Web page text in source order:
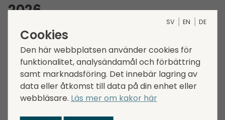
2026
Årsstämman den 6 maj 2026 beslutade om att
inrätta ett aktiesparprogram och ett
tröskelaktieprogram. De fullständiga
beslutsförslagen om inrättande av programmen
finns att tillgå underBolagsstämmor.
Aktiesparprogram
SV EN DE
Cookies
Den här webbplatsen använder cookies för
funktionalitet, analysändamål och förbättring
samt marknadsföring. Det innebär lagring av
data eller åtkomst till data på din enhet eller
webbläsare. Läs mer om kakor här